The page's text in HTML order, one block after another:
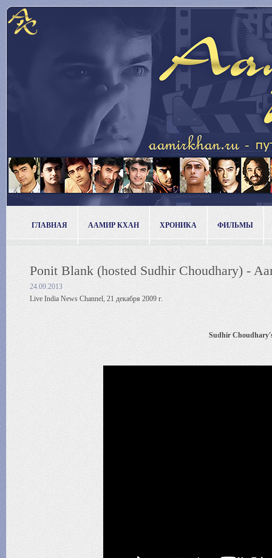
ГЛАВНАЯ ААМИР КХАН ХРОНИКА ФИЛЬМЫ
Ponit Blank (hosted Sudhir Choudhary) -
24.09.2013
Live India News Channel, 21 декабря 2009 г.
Sudhir